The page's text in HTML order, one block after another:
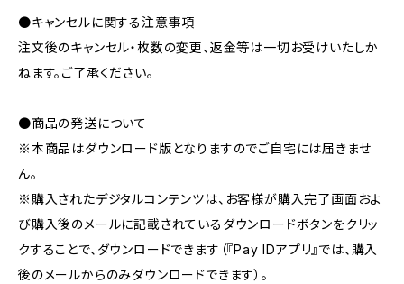
●キャンセルに関する注意事項
注文後のキャンセル・枚数の変更、返金等は一切お受けいたしか
ねます。ご了承ください。
●商品の発送について
※本商品はダウンロード版となりますのでご自宅には届きませ
ん。
※購入されたデジタルコンテンツは、お客様が購入完了画面およ
び購入後のメールに記載されているダウンロードボタンをクリッ
クすることで、ダウンロードできます（『Pay IDアプリ』では、購入
後のメールからのみダウンロードできます）。